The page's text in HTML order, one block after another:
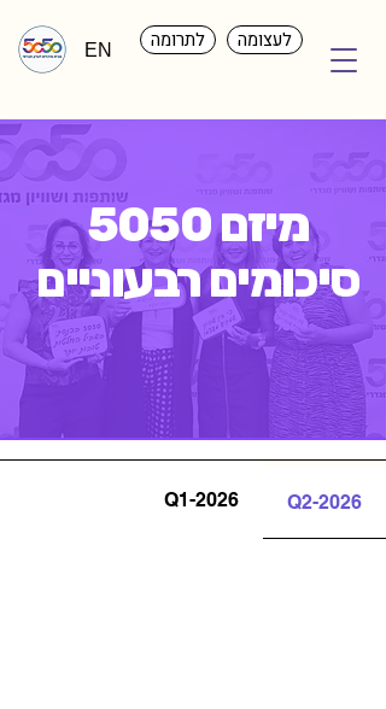
EN לתרומה לעצומה
מיזם 5050
סיכומים רבעוניים
Q2-2026
Q1-2026